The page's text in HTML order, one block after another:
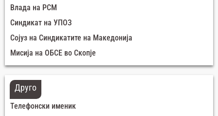
Влада на РСМ
Синдикат на УПОЗ
Сојуз на Синдикатите на Македонија
Мисија на ОБСЕ во Скопје
Друго
Телефонски именик